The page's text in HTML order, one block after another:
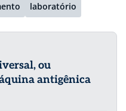
laboratório
ou
antigênica